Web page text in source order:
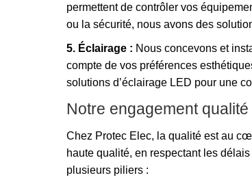
permettent de contrôler vos
ou la sécurité, nous avons des
5. Éclairage : Nous concevons et
compte de vos préférences
solutions d’éclairage LED pour une
Notre engagement qualité
Chez Protec Elec, la qualité est au
haute qualité, en respectant les
plusieurs piliers :